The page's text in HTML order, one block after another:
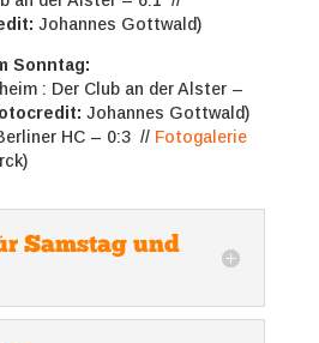
Johannes Gottwald)
Sonntag:
: Der Club an der Alster –
Johannes Gottwald)
HC – 0:3 // Fotogalerie
)
Samstag und